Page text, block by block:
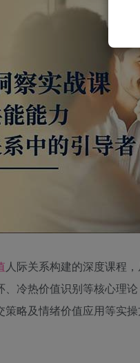
人际关系构建的深度课程
冷热价值识别等核心理
略及情绪价值应用等实